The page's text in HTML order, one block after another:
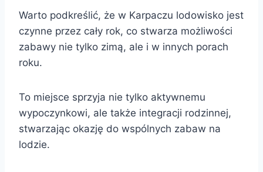
Warto podkreślić, że w Karpaczu lodowisko jest
czynne przez cały rok, co stwarza możliwości
zabawy nie tylko zimą, ale i w innych porach
roku.
To miejsce sprzyja nie tylko aktywnemu
wypoczynkowi, ale także integracji rodzinnej,
stwarzając okazję do wspólnych zabaw na
lodzie.